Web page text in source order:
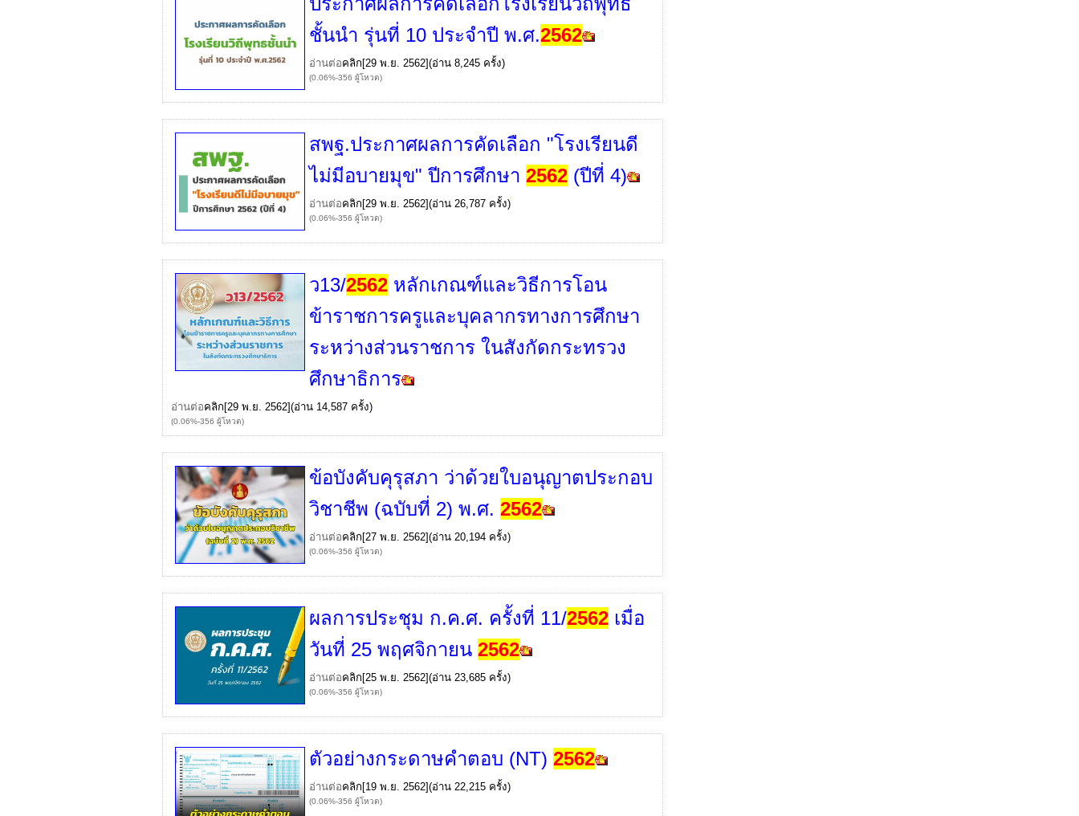
ชั้นนำ รุ่นที่ 10 ประจำปี พ.ศ.2562
อ่านต่อคลิก[29 พ.ย. 2562](อ่าน 8,245 ครั้ง)
(0.06%-356 ผู้โหวต)
สพฐ.ประกาศผลการคัดเลือก "โรงเรียนดี
ไม่มีอบายมุข" ปีการศึกษา2562 (ปีที่ 4)
อ่านต่อคลิก[29 พ.ย. 2562](อ่าน 26,787 ครั้ง)
(0.06%-356 ผู้โหวต)
ว13/2562 หลักเกณฑ์และวิธีการโอน
ข้าราชการครูและบุคลากรทางการศึกษา
ระหว่างส่วนราชการ ในสังกัดกระทรวง
ศึกษาธิการ
อ่านต่อคลิก[29 พ.ย. 2562](อ่าน 14,587 ครั้ง)
(0.06%-356 ผู้โหวต)
ข้อบังคับคุรุสภา ว่าด้วยใบอนุญาตประกอบ
วิชาชีพ (ฉบับที่ 2) พ.ศ.2562
อ่านต่อคลิก[27 พ.ย. 2562](อ่าน 20,194 ครั้ง)
(0.06%-356 ผู้โหวต)
ผลการประชุม ก.ค.ศ. ครั้งที่ 11/2562 เมื่อ
วันที่ 25 พฤศจิกายน2562
อ่านต่อคลิก[25 พ.ย. 2562](อ่าน 23,685 ครั้ง)
(0.06%-356 ผู้โหวต)
ตัวอย่างกระดาษคำตอบ (NT)2562
อ่านต่อคลิก[19 พ.ย. 2562](อ่าน 22,215 ครั้ง)
(0.06%-356 ผู้โหวต)